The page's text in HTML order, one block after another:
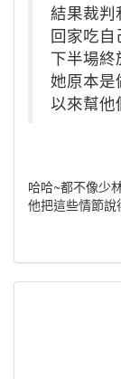
結果裁判
回家吃自
下半場終
她原本是
以來幫他
哈哈~都不像少
他把這些情節說